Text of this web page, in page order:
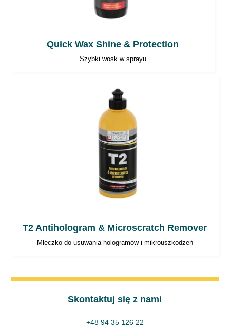
Quick Wax Shine & Protection
Szybki wosk w sprayu
T2 Antihologram & Microscratch Remover
Mleczko do usuwania hologramów i mikrouszkodzeń
Skontaktuj się z nami
+48 94 35 126 22